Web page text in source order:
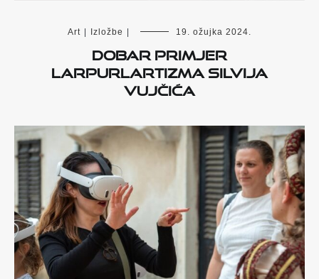
Art | Izložbe | 19. ožujka 2024.
Dobar primjer
larpurlartizma Silvija
Vujčića